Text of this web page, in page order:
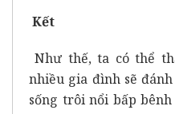
Kết
Như thế, ta có thể
nhiều gia đình sẽ
sống trôi nổi bấp